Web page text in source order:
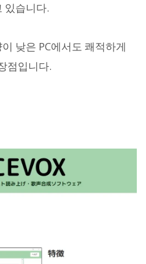
있습니다.
낮은 PC에서도 쾌적하게
점입니다.